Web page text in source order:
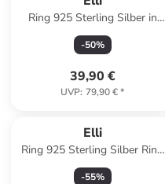
Ring 925 Sterling Silber in
Gold
-50%
39,90 €
UVP: 79,90 €*
Elli
Ring 925 Sterling Silber Ring
Set in Rosegold
-55%